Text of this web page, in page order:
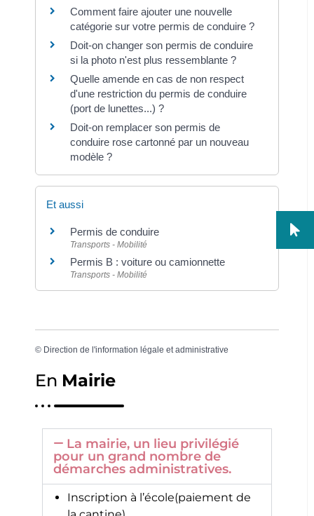
Comment faire ajouter une nouvelle
catégorie sur votre permis de conduire ?
Doit-on changer son permis de conduire
si la photo n'est plus ressemblante ?
Quelle amende en cas de non respect
d'une restriction du permis de conduire
(port de lunettes...) ?
Doit-on remplacer son permis de
conduire rose cartonné par un nouveau
modèle ?
Et aussi
Permis de conduire
Transports - Mobilité
Permis B : voiture ou camionnette
Transports - Mobilité
© Direction de l'information légale et administrative
En Mairie
La mairie, un lieu privilégié
pour un grand nombre de
démarches administratives.
Inscription à l’école(paiement de